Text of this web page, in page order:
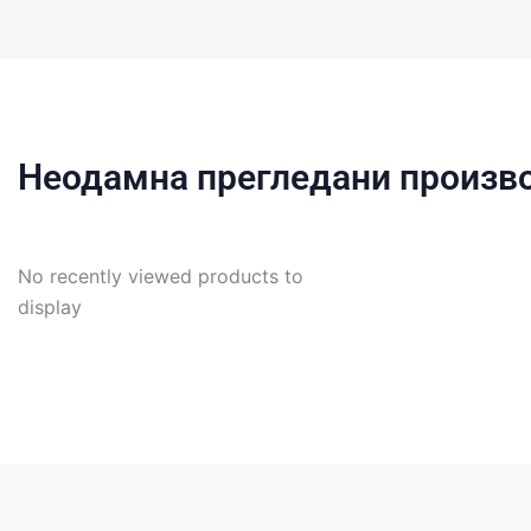
Неодамна прегледани
No recently viewed products to
display